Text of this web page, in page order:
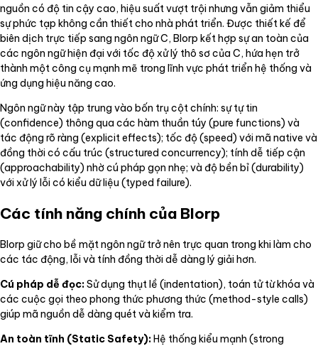
nguồn có độ tin cậy cao, hiệu suất vượt trội nhưng vẫn giảm thiểu
sự phức tạp không cần thiết cho nhà phát triển. Được thiết kế để
biên dịch trực tiếp sang ngôn ngữ C, Blorp kết hợp sự an toàn của
các ngôn ngữ hiện đại với tốc độ xử lý thô sơ của C, hứa hẹn trở
thành một công cụ mạnh mẽ trong lĩnh vực phát triển hệ thống và
ứng dụng hiệu năng cao.
Ngôn ngữ này tập trung vào bốn trụ cột chính: sự tự tin
(confidence) thông qua các hàm thuần túy (pure functions) và
tác động rõ ràng (explicit effects); tốc độ (speed) với mã native và
đồng thời có cấu trúc (structured concurrency); tính dễ tiếp cận
(approachability) nhờ cú pháp gọn nhẹ; và độ bền bỉ (durability)
với xử lý lỗi có kiểu dữ liệu (typed failure).
Các tính năng chính của Blorp
Blorp giữ cho bề mặt ngôn ngữ trở nên trực quan trong khi làm cho
các tác động, lỗi và tính đồng thời dễ dàng lý giải hơn.
Cú pháp dễ đọc:Sử dụng thụt lề (indentation), toán tử từ khóa và
các cuộc gọi theo phong thức phương thức (method-style calls)
giúp mã nguồn dễ dàng quét và kiểm tra.
An toàn tĩnh (Static Safety):Hệ thống kiểu mạnh (strong